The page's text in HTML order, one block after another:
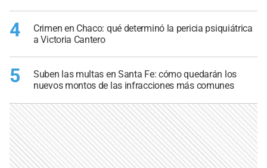
4
Crimen en Chaco: qué determinó la pericia psiquiátrica
a Victoria Cantero
5
Suben las multas en Santa Fe: cómo quedarán los
nuevos montos de las infracciones más comunes